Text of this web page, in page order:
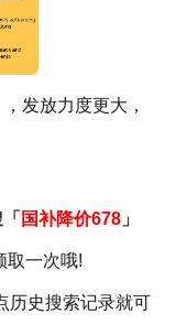
发放力度更大，
国补降价678 」
取一次哦!
历史搜索记录就可